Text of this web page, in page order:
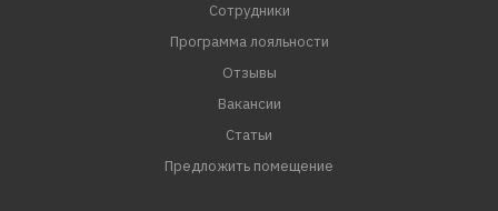
Сотрудники
Программа лояльности
Отзывы
Вакансии
Статьи
Предложить помещение